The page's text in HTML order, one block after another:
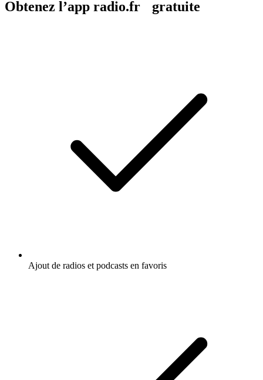
Obtenez l’app radio.fr gratuite
Ajout de radios et podcasts en favoris